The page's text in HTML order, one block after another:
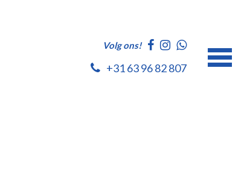
Volg ons!
+31 63 96 82 807